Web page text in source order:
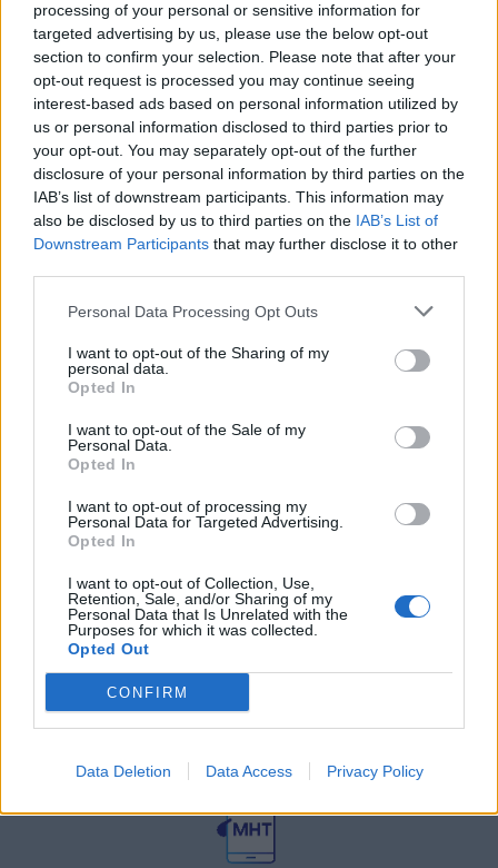
processing of your personal or sensitive information for
targeted advertising by us, please use the below opt-out
section to confirm your selection. Please note that after your
opt-out request is processed you may continue seeing
interest-based ads based on personal information utilized by
us or personal information disclosed to third parties prior to
your opt-out. You may separately opt-out of the further
disclosure of your personal information by third parties on the
IAB’s list of downstream participants. This information may
also be disclosed by us to third parties on the IAB’s List of
Downstream Participants that may further disclose it to other
Personal Data Processing Opt Outs
I want to opt-out of the Sharing of my
personal data.
Opted In
I want to opt-out of the Sale of my
Personal Data.
Opted In
I want to opt-out of processing my
Personal Data for Targeted Advertising.
Opted In
I want to opt-out of Collection, Use,
Retention, Sale, and/or Sharing of my
Personal Data that Is Unrelated with the
Purposes for which it was collected.
Opted Out
CONFIRM
Data Deletion Data Access Privacy Policy
Πάνω από 100 μωρά έχουν
γεννηθεί μέσω εξωσωματικής, με
την υποστήριξη της Be-Live
27 Φεβρουαρίου 2026
Μεταπροπονητική πείνα: Ο λόγος
που θέλεις να καταβροχθίσεις τα
πάντα μετά την άσκηση
27 Φεβρουαρίου 2026
Ωρίων – Σπάνια νοσήματα
συνδέονται με μνημεία που
πνεύμα της χώρας μας
27 Φεβρουαρίου 2026
Γεωργιάδης: Πολλαπλά οφέλη από
τη συνεργασία δημοσίου και
27 Φεβρουαρίου 2026